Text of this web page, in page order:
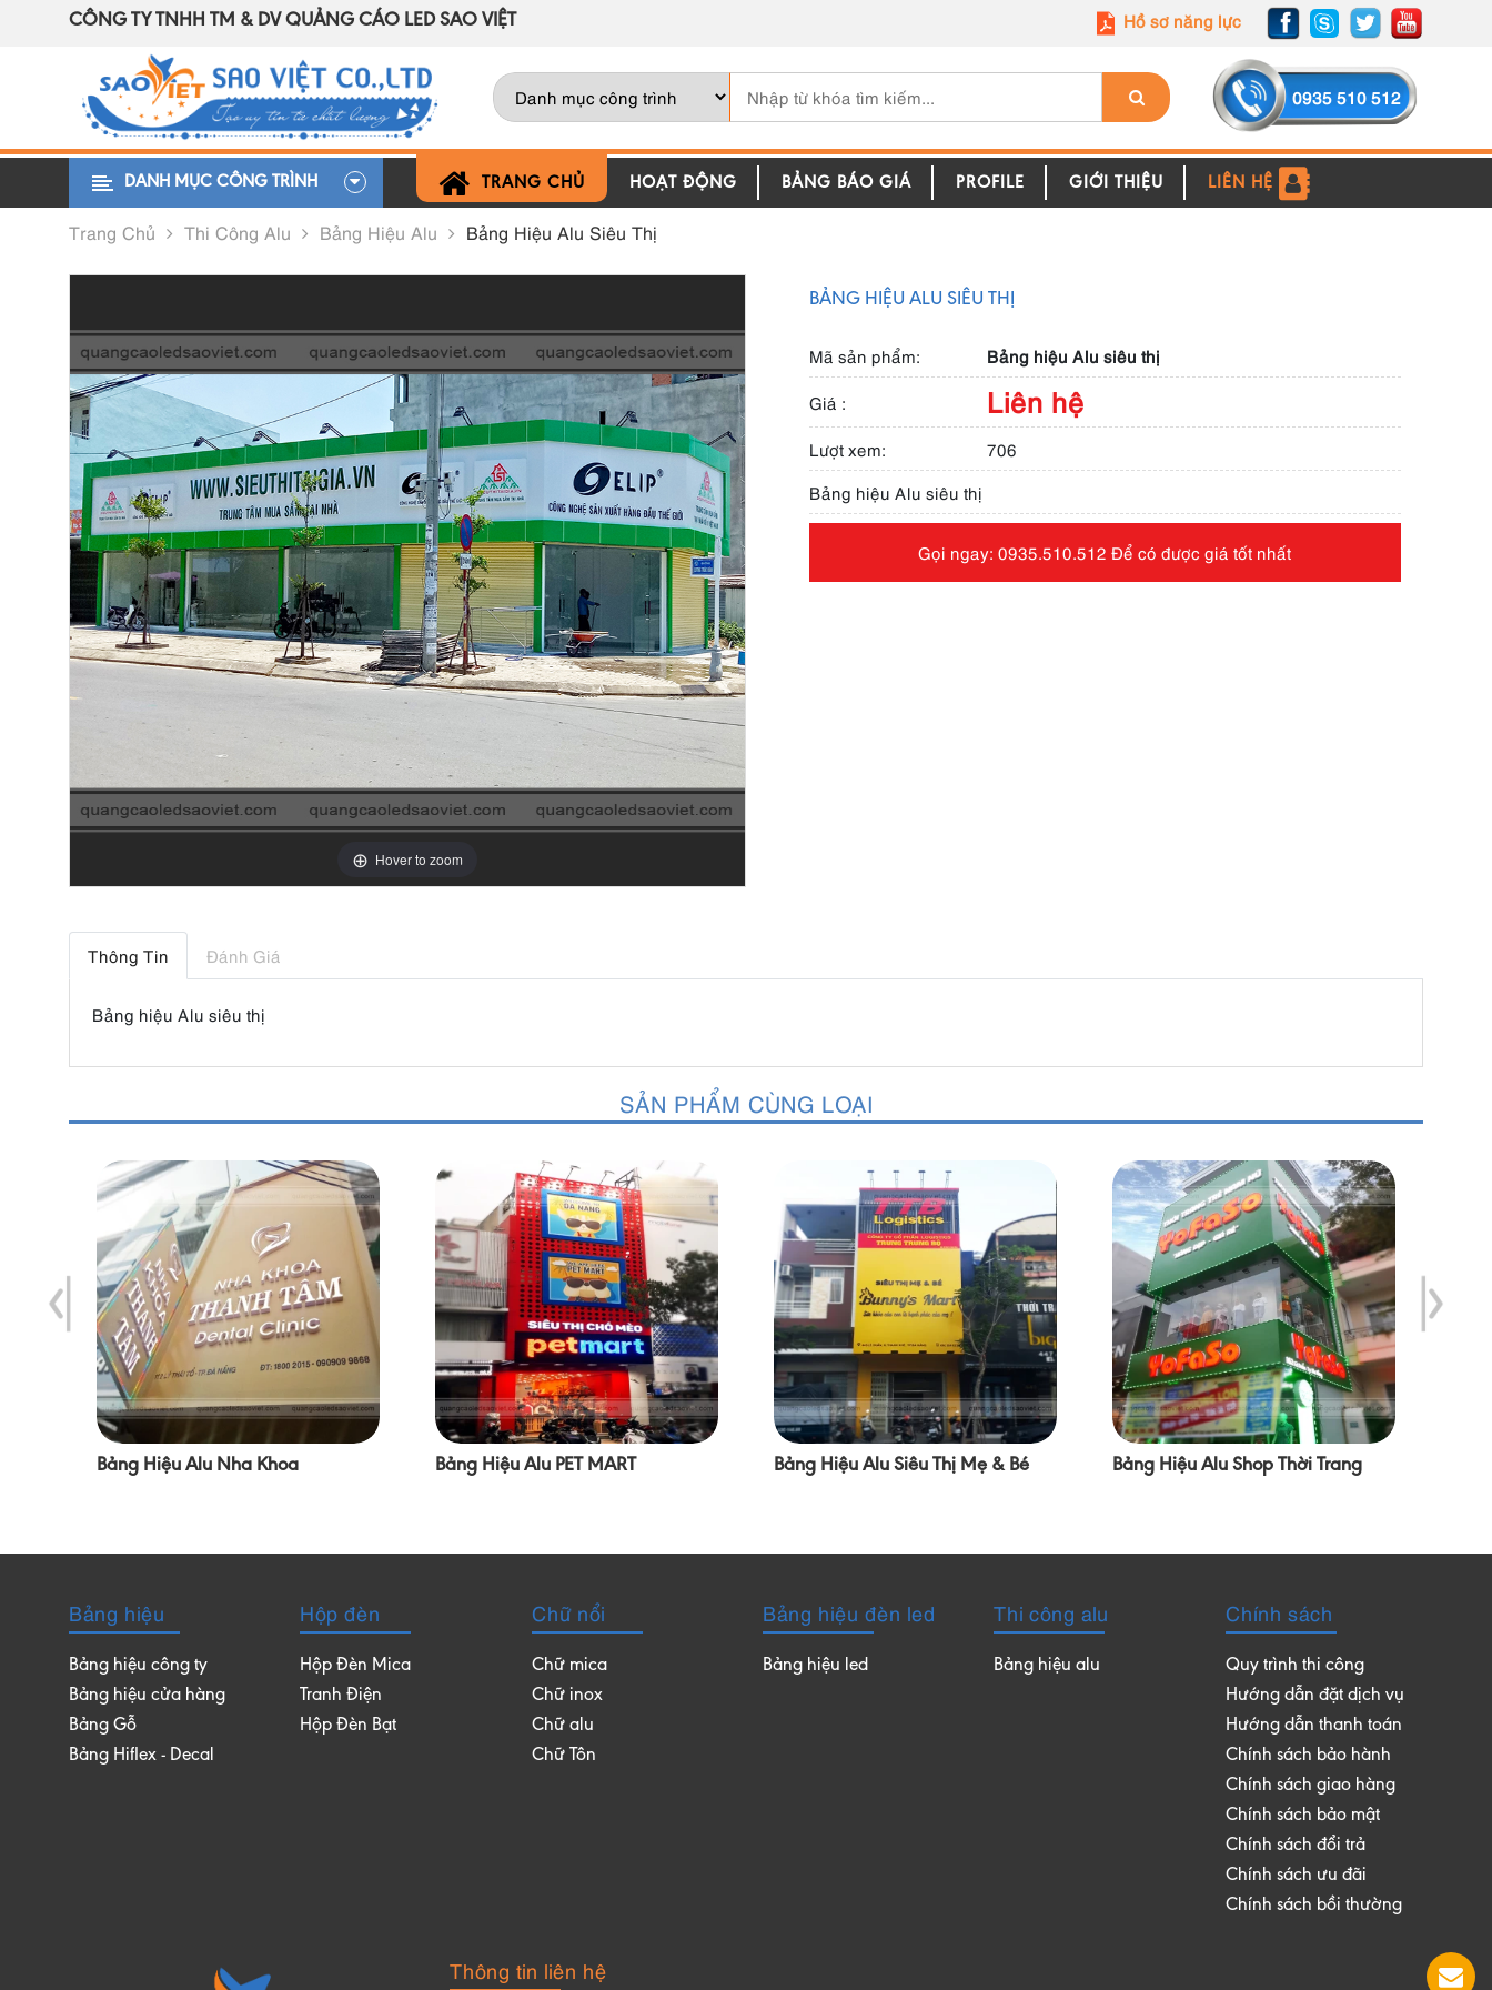
CÔNG TY TNHH TM & DV QUẢNG CÁO LED SAO VIỆT Hồ sơ năng lực
0935 510 512
DANH MỤC CÔNG TRÌNH TRANG CHỦ HOẠT ĐỘNG BẢNG BÁO GIÁ PROFILE GIỚI THIỆU LIÊN HỆ
Trang Chủ Thi Công Alu Bảng Hiệu Alu Bảng Hiệu Alu Siêu Thị
Hover to zoom
BẢNG HIỆU ALU SIÊU THỊ
Mã sản phẩm: Bảng hiệu Alu siêu thị
Giá : Liên hệ
Lượt xem:
706
Bảng hiệu Alu siêu thị
Gọi ngay: 0935.510.512 Để có được giá tốt nhất
Thông Tin Đánh Giá
Bảng hiệu Alu siêu thị
SẢN PHẨM CÙNG LOẠI
Bảng Hiệu Alu Nha Khoa Bảng Hiệu Alu PET MART Bảng Hiệu Alu Siêu Thị Mẹ & Bé Bảng Hiệu Alu Shop Thời Trang
Bảng hiệu
Bảng hiệu công ty
Bảng hiệu cửa hàng
Bảng Gỗ
Bảng Hiflex - Decal
Hộp đèn
Hộp Đèn Mica
Tranh Điện
Hộp Đèn Bạt
Chữ nổi
Chữ mica
Chữ inox
Chữ alu
Chữ Tôn
Bảng hiệu đèn led
Bảng hiệu led
Thi công alu
Bảng hiệu alu
Chính sách
Quy trình thi công
Hướng dẫn đặt dịch vụ
Hướng dẫn thanh toán
Chính sách bảo hành
Chính sách giao hàng
Chính sách bảo mật
Chính sách đổi trả
Chính sách ưu đãi
Chính sách bồi thường
Thông tin liên hệ